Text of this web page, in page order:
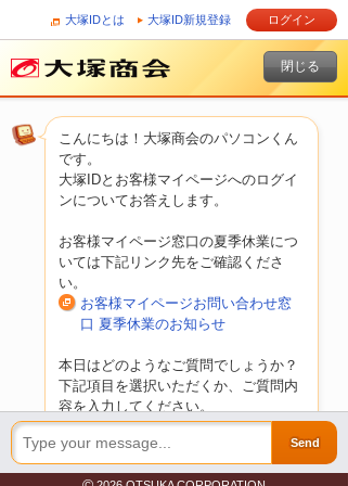
大塚IDとは 大塚ID新規登録 ログイン
閉じる
こんにちは！ 大塚商会のパソコンくん
です。
大塚IDとお客様マイページへのログイ
ンについてお答えします。
お客様マイページ窓口の夏季休業につ
いては下記リンク先をご確認くださ
い。
お客様マイページお問い合わせ窓
口 夏季休業のお知らせ
本日はどのようなご質問でしょうか？
下記項目を選択いただくか、ご質問内
容を入力してください。
ログインに関するお困りごと
お客様マイページにログインでき
Send